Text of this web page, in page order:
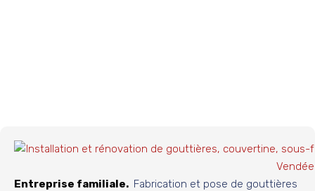
Entreprise familiale. Fabrication et pose de gouttières